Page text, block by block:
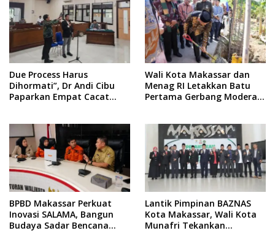
Due Process Harus
Dihormati”, Dr Andi Cibu
Paparkan Empat Cacat
Wali Kota Makassar dan
Menag RI Letakkan Batu
Pertama Gerbang Moderasi
BPBD Makassar Perkuat
Inovasi SALAMA, Bangun
Budaya Sadar Bencana
Lantik Pimpinan BAZNAS
Kota Makassar, Wali Kota
Munafri Tekankan